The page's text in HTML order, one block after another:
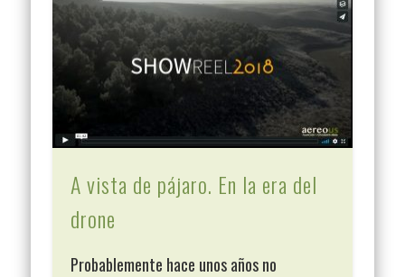
A vista de pájaro. En la era del
drone
Probablemente hace unos años no